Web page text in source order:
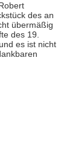
des an
übermäßig
des 19.
es ist nicht